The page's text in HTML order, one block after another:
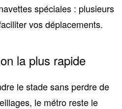
spéciales : plusieurs
vos déplacements.
la plus rapide
le stade sans perdre de
le métro reste le